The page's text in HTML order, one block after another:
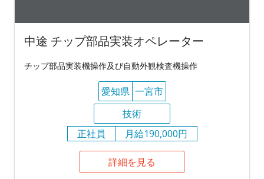
中途 チップ部品実装オペレーター
チップ部品実装機操作及び自動外観検査機操作
愛知県 一宮市
技術
正社員
月給190,000円
詳細を見る